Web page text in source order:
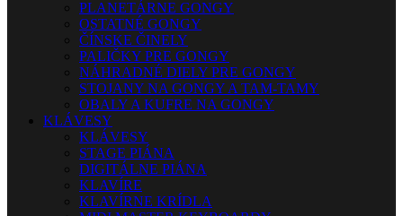
PLANETÁRNE GONGY
OSTATNÉ GONGY
ČÍNSKE ČINELY
PALIČKY PRE GONGY
NÁHRADNÉ DIELY PRE GONGY
STOJANY NA GONGY A TAM-TAMY
OBALY A KUFRE NA GONGY
KLÁVESY
KLÁVESY
STAGE PIÁNA
DIGITÁLNE PIÁNA
KLAVÍRE
KLAVÍRNE KRÍDLA